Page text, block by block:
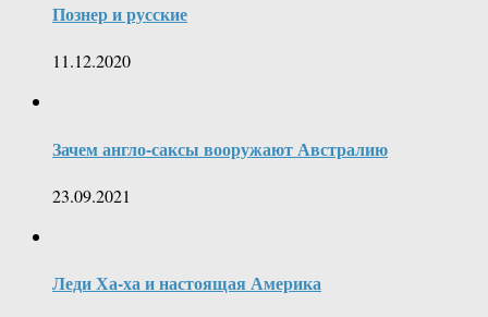
Познер и русские
11.12.2020
Зачем англо-саксы вооружают Австралию
23.09.2021
Леди Ха-ха и настоящая Америка